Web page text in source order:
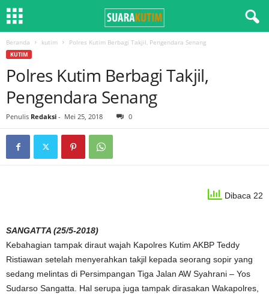
Beranda kutim Polres Kutim Berbagi Takjil, Pengendara Senang
KUTIM
Polres Kutim Berbagi Takjil,
Pengendara Senang
Penulis Redaksi - Mei 25, 2018 0
Dibaca 22
SANGATTA (25/5-2018)
Kebahagian tampak diraut wajah Kapolres Kutim AKBP Teddy
Ristiawan setelah menyerahkan takjil kepada seorang sopir yang
sedang melintas di Persimpangan Tiga Jalan AW Syahrani – Yos
Sudarso Sangatta. Hal serupa juga tampak dirasakan Wakapolres,